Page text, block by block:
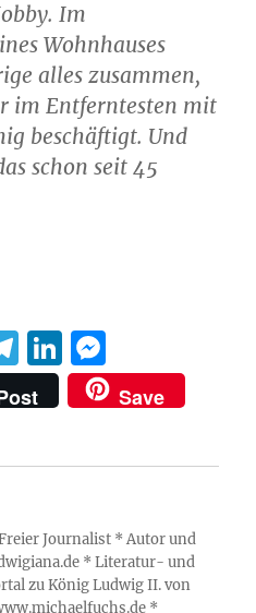
Im
Wohnhauses
alles zusammen,
im Entferntesten mit
beschäftigt. Und
schon seit 45
T
el
e
a
m
Li
n
k
n
e
ss
g
er
Save
Journalist * Autor und
* Literatur- und
zu König Ludwig II. von
*